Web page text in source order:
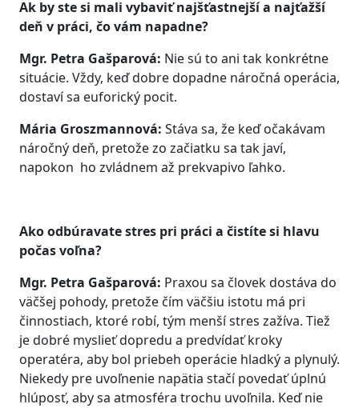
Ak by ste si mali vybaviť najšťastnejší a najťažší
deň v práci, čo vám napadne?
Mgr. Petra Gašparová: Nie sú to ani tak konkrétne
situácie. Vždy, keď dobre dopadne náročná operácia,
dostaví sa euforický pocit.
Mária Groszmannová: Stáva sa, že keď očakávam
náročný deň, pretože zo začiatku sa tak javí,
napokon ho zvládnem až prekvapivo ľahko.
Ako odbúravate stres pri práci a čistíte si hlavu
počas voľna?
Mgr. Petra Gašparová: Praxou sa človek dostáva do
väčšej pohody, pretože čím väčšiu istotu má pri
činnostiach, ktoré robí, tým menší stres zažíva. Tiež
je dobré myslieť dopredu a predvídať kroky
operatéra, aby bol priebeh operácie hladký a plynulý.
Niekedy pre uvoľnenie napätia stačí povedať úplnú
hlúposť, aby sa atmosféra trochu uvoľnila. Keď nie